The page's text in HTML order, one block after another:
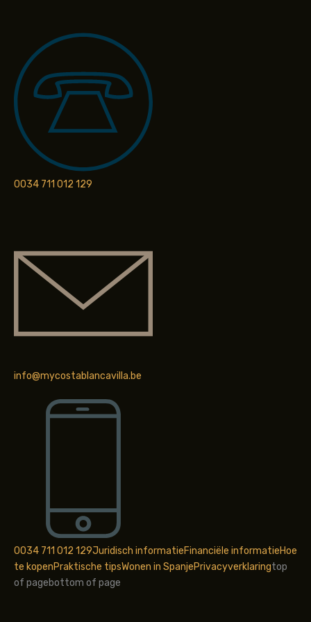
0034 711 012 129
info@mycostablancavilla.be
0034 711 012 129Juridisch informatieFinanciële informatieHoe
te kopenPraktische tipsWonen in SpanjePrivacyverklaringtop
of pagebottom of page